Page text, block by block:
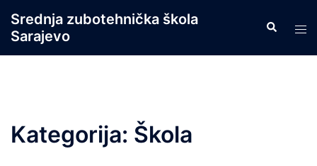
content
Srednja zubotehnička škola
Sarajevo
Search
Kategorija: Škola